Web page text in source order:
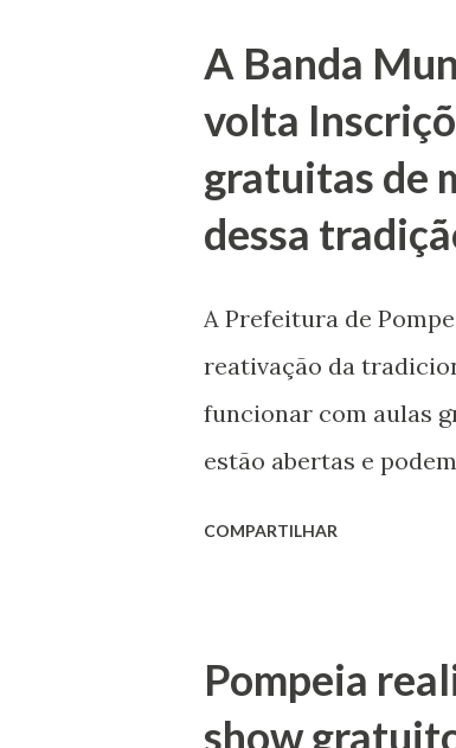
A Banda
volta
gratuitas de
dessa
A Prefeitura de
reativação da
funcionar com aulas
estão abertas e
sopro, percussão e
COMPARTILHAR
Pompeia
show